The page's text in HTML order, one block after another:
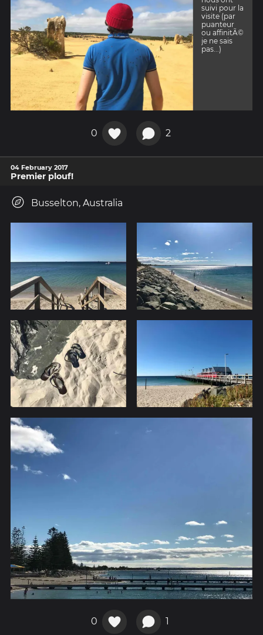
suivi pour la
visite (par
puanteur
ou affinitÃ©
je ne sais
pas...)
0 2
04 February 2017
Premier plouf!
Busselton, Australia
0 1